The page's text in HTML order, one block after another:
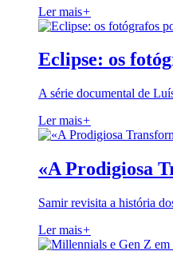
Ler mais+
Eclipse: os
A série documental de
Ler mais+
«A Prodigiosa
Samir revisita a história
Ler mais+